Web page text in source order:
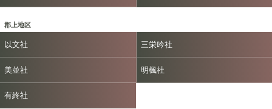
郡上地区
以文社 三栄吟社
美並社 明楓社
有終社